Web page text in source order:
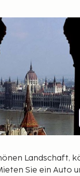
Landschaft,
Sie ein Auto